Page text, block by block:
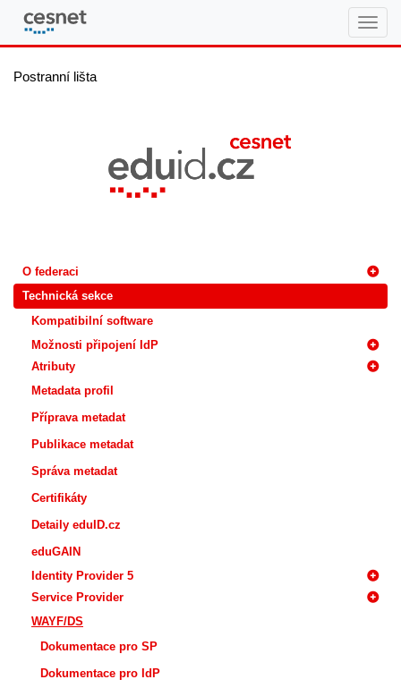
Postranní lišta
O federaci
Technická sekce
Kompatibilní software
Možnosti připojení IdP
Atributy
Metadata profil
Příprava metadat
Publikace metadat
Správa metadat
Certifikáty
Detaily eduID.cz
eduGAIN
Identity Provider 5
Service Provider
WAYF/DS
Dokumentace pro SP
Dokumentace pro IdP